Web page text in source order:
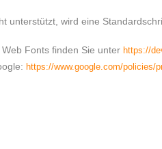
unterstützt, wird eine
Fonts finden Sie unter https://
https://www.google.com/policies/